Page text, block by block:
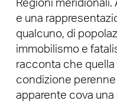
Regioni meridionali.
e una
qualcuno, di
immobilismo e
racconta che quella
condizione
apparente cova una